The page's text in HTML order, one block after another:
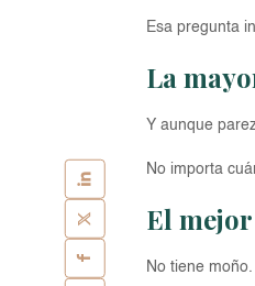
Esa pregunta
La
Y aunque
No importa
El
No tiene moño.